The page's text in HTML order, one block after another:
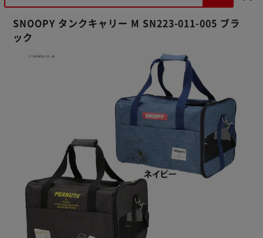
SNOOPY タンクキャリー M SN223-011-005 ブラ
ック
※ご確認ください